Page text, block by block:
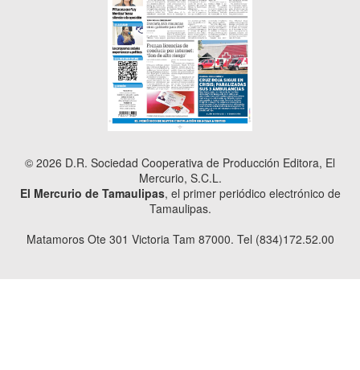
© 2026 D.R. Sociedad Cooperativa de Producción Editora, El
Mercurio, S.C.L.
El Mercurio de Tamaulipas, el primer periódico electrónico de
Tamaulipas.
Matamoros Ote 301 Victoria Tam 87000. Tel (834)172.52.00